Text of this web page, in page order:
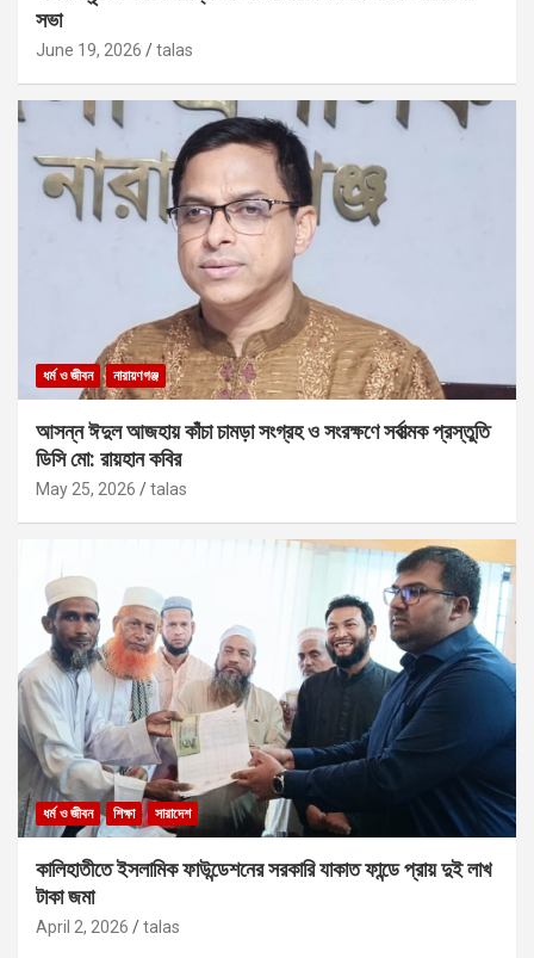
সভা
June 19, 2026 talas
ধর্ম ও জীবন নারায়ণগঞ্জ
আসন্ন ঈদুল আজহায় কাঁচা চামড়া সংগ্রহ ও সংরক্ষণে সর্বাত্মক প্রস্তুতি
ডিসি মো: রায়হান কবির
May 25, 2026 talas
ধর্ম ও জীবন শিক্ষা সারাদেশ
কালিহাতীতে ইসলামিক ফাউন্ডেশনের সরকারি যাকাত ফান্ডে প্রায় দুই লাখ
টাকা জমা
April 2, 2026 talas